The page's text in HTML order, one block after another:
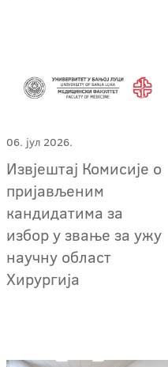
06. јул 2026.
Извјештај Комисије о
пријављеним
кандидатима за
избор у звање за ужу
научну област
Хирургија